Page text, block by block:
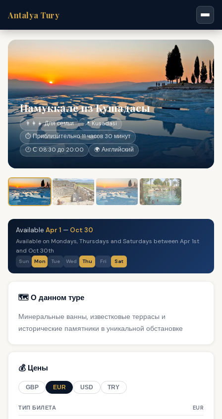
Antalya Tury
Памуккале из Кушадасы
👨‍👩‍👧 Для семьи
📍 Kusadasi
⏱ Приблизительно 11 часов 30 минут
🕐 С 08:30 до 20:00
🌍 Английский
Available Apr 1 — Oct 30
Available on Mondays, Thursdays and Saturdays between Apr 1st
and Oct 30th
Sun Mon Tue Wed Thu Fri Sat
🗺️ О данном туре
Минеральные ванны, известковые террасы и
исторические памятники в уникальной обстановке
💰 Цены
GBP EUR USD TRY
ТИП БИЛЕТА EUR